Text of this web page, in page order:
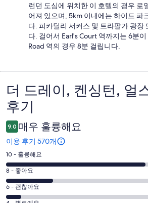
런던 도심에 위치한 이 호텔의 경우 로
어져 있으며, 5km 이내에는 하이드 파
다. 피카딜리 서커스 및 트라팔가 광장
다. 걸어서 Earl's Court 역까지는 6분
Road 역의 경우 8분 걸립니다.
이
용
후
기
더 드레이, 켄싱턴, 얼
후기
9.0 매우 훌륭해요
이용 후기 570개
평
점
10
-
훌
10 - 훌륭해요
평
점
8
8 - 좋아요
평
점
6 - 괜찮아요